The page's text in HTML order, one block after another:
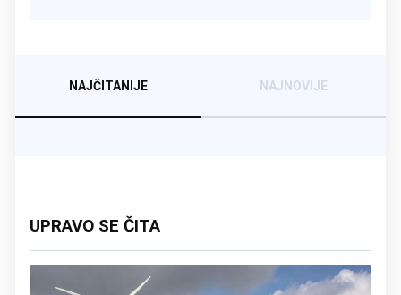
NAJČITANIJE NAJNOVIJE
UPRAVO SE ČITA